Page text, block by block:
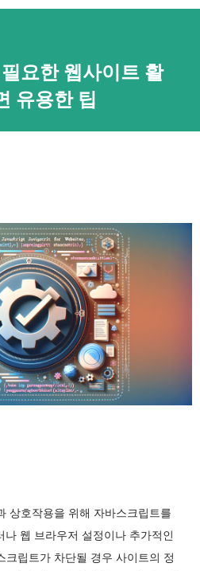
정입니다. 이런 프로젝트는
로 자리매김하기 위한 중요한 발판
공하는 데 도움이 될 것”이라고 언
등장 및 향후 전망 이번 펀딩 라운
치를 더욱 공고히 하는 계기가 될
개발을 통해 AI의 역할과 적용 가
는 기술 혁신의 최정점에서 활약할
발전은 단순히 기술적 성취를 넘어
요한 웹사이트 활
유용한 팁
상호작용을 위해 자바스크립트를
나 웹 브라우저 설정이나 추가적인
크립트가 차단될 경우 사이트의 정